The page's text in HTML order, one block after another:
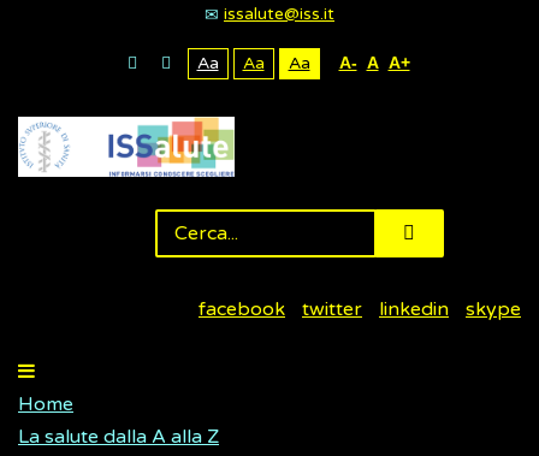
issalute@iss.it
Aa Aa Aa A- A A+
facebook twitter linkedin skype
Home
La salute dalla A alla Z